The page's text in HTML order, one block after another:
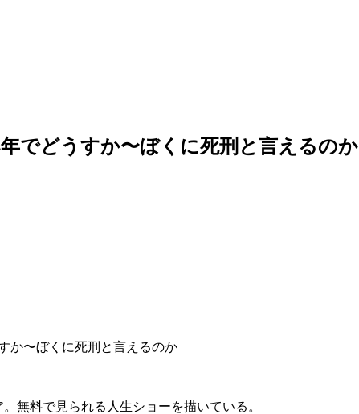
でどうすか〜ぼくに死刑と言えるのか
か〜ぼくに死刑と言えるのか
無料で見られる人生ショーを描いている。